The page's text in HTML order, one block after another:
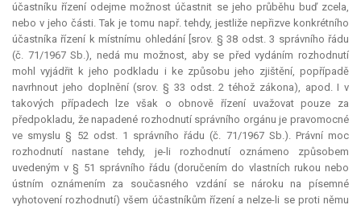
účastníku řízení odejme možnost účastnit se jeho průběhu buď zcela,
nebo v jeho části. Tak je tomu např. tehdy, jestliže nepřizve konkrétního
účastníka řízení k místnímu ohledání [srov. § 38 odst. 3 správního řádu
(č. 71/1967 Sb.), nedá mu možnost, aby se před vydáním rozhodnutí
mohl vyjádřit k jeho podkladu i ke způsobu jeho zjištění, popřípadě
navrhnout jeho doplnění (srov. § 33 odst. 2 téhož zákona), apod. I v
takových případech lze však o obnově řízení uvažovat pouze za
předpokladu, že napadené rozhodnutí správního orgánu je pravomocné
ve smyslu § 52 odst. 1 správního řádu (č. 71/1967 Sb.). Právní moc
rozhodnutí nastane tehdy, je-li rozhodnutí oznámeno způsobem
uvedeným v § 51 správního řádu (doručením do vlastních rukou nebo
ústním oznámením za současného vzdání se nároku na písemné
vyhotovení rozhodnutí) všem účastníkům řízení a nelze-li se proti němu